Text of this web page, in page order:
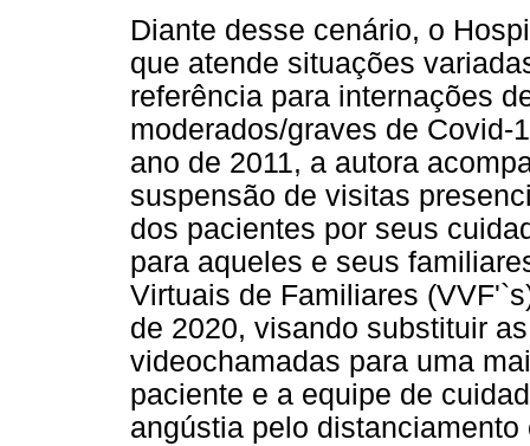
Diante desse cenário, o
que atende situações
referência para internações
moderados/graves de Covid-
ano de 2011, a autora
suspensão de visitas
dos pacientes por seus
para aqueles e seus
Virtuais de Familiares
de 2020, visando substituir
videochamadas para uma
paciente e a equipe de
angústia pelo